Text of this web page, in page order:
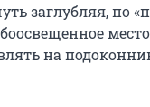
заглубляя, по
на